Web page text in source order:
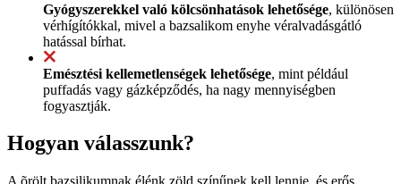
Gyógyszerekkel való kölcsönhatások lehetősége, különösen
vérhígítókkal, mivel a bazsalikom enyhe véralvadásgátló
hatással bírhat.
Emésztési kellemetlenségek lehetősége, mint például
puffadás vagy gázképződés, ha nagy mennyiségben
fogyasztják.
Hogyan válasszunk?